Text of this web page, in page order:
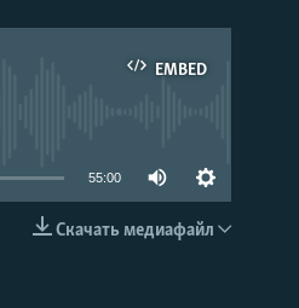
EMBED
EMBED
55:00
Скачать медиафайл